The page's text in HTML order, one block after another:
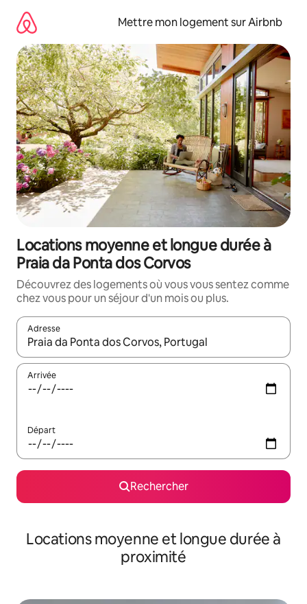
directement
contenu
Mettre mon logement sur Airbnb
Locations moyenne et longue durée à
Praia da Ponta dos Corvos
Découvrez des logements où vous vous sentez comme
chez vous pour un séjour d'un mois ou plus.
Adresse
Lorsque les résultats s'affichent, utilisez les flèches vers le
Arrivée
Départ
Rechercher
Locations moyenne et longue durée à
proximité